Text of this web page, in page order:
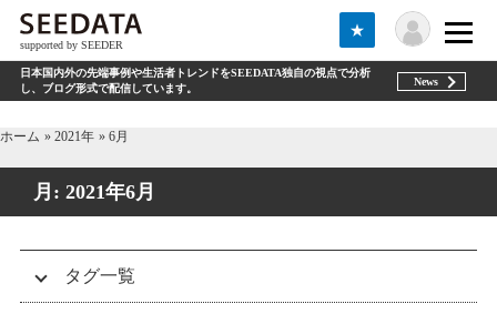
supported by SEEDER
★
日本国内外の先端事例や生活者トレンドをSEEDATA独自の視点で分析
し、ブログ形式で配信しています。
News
ホーム 2021年 6月
月: 2021年6月
タグ一覧